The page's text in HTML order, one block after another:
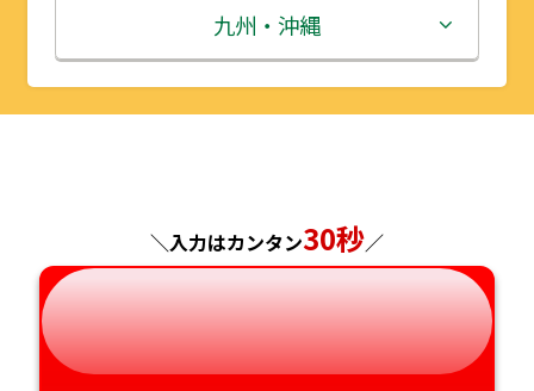
秋田県
山形県
埼玉県
千葉県
石川県
福井県
岐阜県
静岡県
滋賀県
京都府
奈良県
和歌山県
鳥取県
島根県
山口県
徳島県
九州・沖縄
福岡県
熊本県
大分県
＼入力はカンタン30秒／